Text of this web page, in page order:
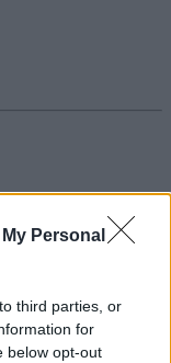
Personal
third parties, or
for
below opt-out